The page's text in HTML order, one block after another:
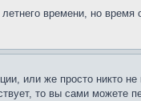
времени, но
или же просто никто
то вы сами